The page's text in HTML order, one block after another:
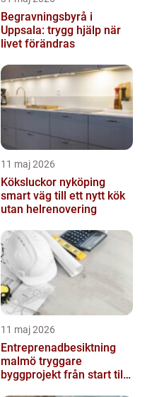
Begravningsbyrå i
Uppsala: trygg hjälp när
livet förändras
11 maj 2026
Köksluckor nyköping
smart väg till ett nytt kök
utan helrenovering
11 maj 2026
Entreprenadbesiktning
malmö tryggare
byggprojekt från start till